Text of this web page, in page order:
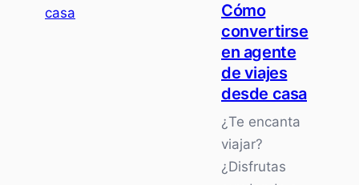
de
contenido
Cómo
convertirse
en agente
de viajes
desde casa
¿Te encanta
viajar?
¿Disfrutas